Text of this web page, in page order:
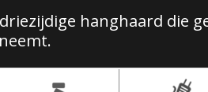
op ons profiel
hanghaard die